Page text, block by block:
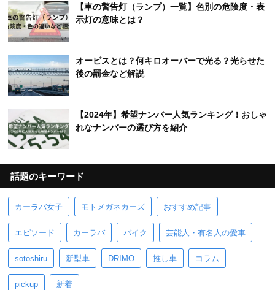
【車の警告灯（ランプ）一覧】色別の危険度・表
示灯の意味とは？
オービスとは？何キロオーバーで光る？光らせた
後の罰金など解説
【2024年】希望ナンバー人気ランキング！おしゃ
れなナンバーの選び方を紹介
話題のキーワード
カーラバ女子 モトメガネカーズ おすすめ記事
エピソード カーラバ バイク 芸能人・有名人の愛車
sotoshiru 新型車 DRIMO 推し車 コラム
pickup 新着